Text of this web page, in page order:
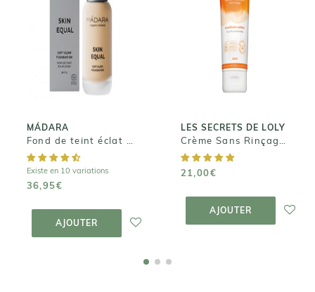
MÁDARA
Existe en 10 variations
36,95€
AJOUTER
MÁDARA
Fond de teint
éclat SKIN
EQUAL
36,95€
PANIER
LES SECRETS DE LOLY
21,00€
AJOUTER
LES SECRETS DE
LOLY
Crème Sans
Rinçage - Kurl
Nectar
21,00€
PANIER